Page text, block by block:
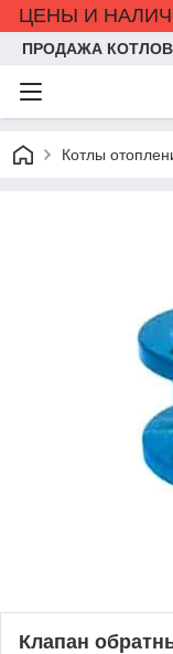
ЦЕНЫ И
ПРОДАЖА
Котлы
Клапан